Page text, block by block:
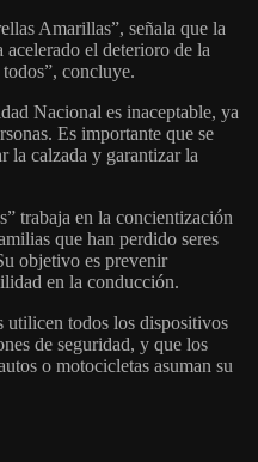
Amarillas”, señala que la
el deterioro de la
concluye.
Nacional es inaceptable, ya
Es importante que se
la calzada y garantizar la
trabaja en la concientización
que han perdido seres
objetivo es prevenir
en la conducción.
utilicen todos los dispositivos
de seguridad, y que los
o motocicletas asuman su